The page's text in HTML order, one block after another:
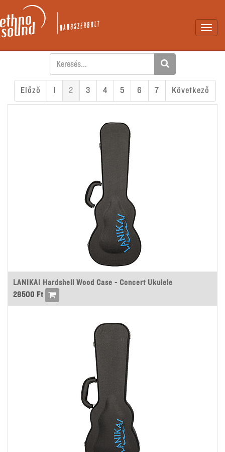
Előző 1 2 3 4 5 6 7 Következő
LANIKAI Hardshell Wood Case - Concert Ukulele
28500 Ft